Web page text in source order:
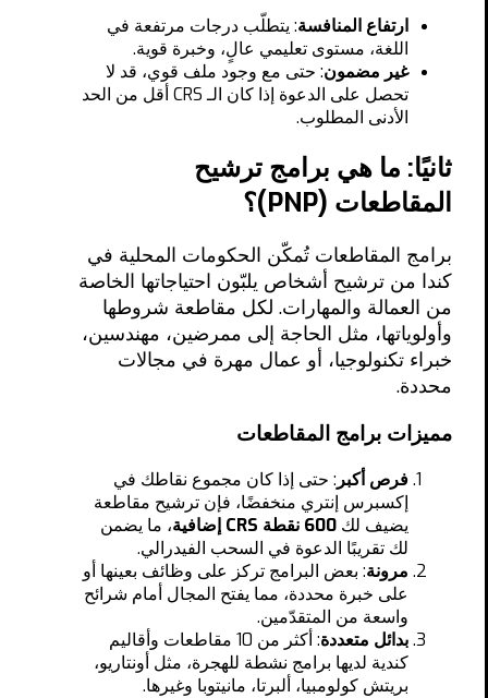
ارتفاع المنافسة: يتطلّب درجات مرتفعة في
اللغة، مستوى تعليمي عالٍ، وخبرة قوية.
غير مضمون: حتى مع وجود ملف قوي، قد لا
تحصل على الدعوة إذا كان الـ CRS أقل من الحد
الأدنى المطلوب.
ثانيًا: ما هي برامج ترشيح
المقاطعات (PNP)؟
برامج المقاطعات تُمكّن الحكومات المحلية في
كندا من ترشيح أشخاص يلبّون احتياجاتها الخاصة
من العمالة والمهارات. لكل مقاطعة شروطها
وأولوياتها، مثل الحاجة إلى ممرضين، مهندسين،
خبراء تكنولوجيا، أو عمال مهرة في مجالات
محددة.
مميزات برامج المقاطعات
فرص أكبر : حتى إذا كان مجموع نقاطك في
إكسبرس إنتري منخفضًا، فإن ترشيح مقاطعة
يضيف لك 600 نقطة CRS إضافية
، ما يضمن
لك تقريبًا الدعوة في السحب الفيدرالي.
مرونة: بعض البرامج تركز على وظائف بعينها أو
على خبرة محددة، مما يفتح المجال أمام شرائح
واسعة من المتقدّمين.
بدائل متعددة
: أكثر من 10 مقاطعات وأقاليم
كندية لديها برامج نشطة للهجرة، مثل أونتاريو،
بريتش كولومبيا، ألبرتا، مانيتوبا وغيرها.